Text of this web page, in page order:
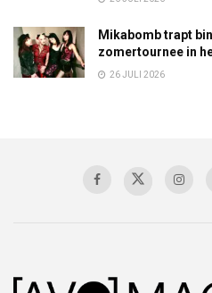
Mikabomb trapt
zomertournee in
26 JULI 2026